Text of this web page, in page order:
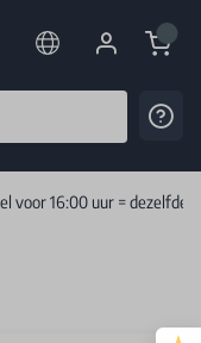
Cart
voor 16:00 uur = dezelfde